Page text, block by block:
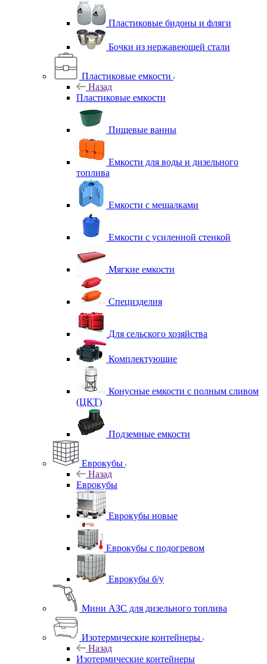
Пластиковые бидоны и фляги
Бочки из нержавеющей стали
Пластиковые емкости
Назад
Пластиковые емкости
Пищевые ванны
Емкости для воды и дизельного
топлива
Емкости с мешалками
Емкости с усиленной стенкой
Мягкие емкости
Специзделия
Для сельского хозяйства
Комплектующие
Конусные емкости с полным сливом
(ЦКТ)
Подземные емкости
Еврокубы
Назад
Еврокубы
Еврокубы новые
Еврокубы с подогревом
Еврокубы б/у
Мини АЗС для дизельного топлива
Изотермические контейнеры
Назад
Изотермические контейнеры